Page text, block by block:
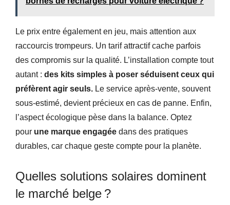
Le prix entre également en jeu, mais attention aux
raccourcis trompeurs. Un tarif attractif cache parfois
des compromis sur la qualité. L’installation compte tout
autant : des kits simples à poser séduisent ceux qui
préfèrent agir seuls. Le service après-vente, souvent
sous-estimé, devient précieux en cas de panne. Enfin,
l’aspect écologique pèse dans la balance. Optez
pour une marque engagée dans des pratiques
durables, car chaque geste compte pour la planète.
Quelles solutions solaires dominent
le marché belge ?